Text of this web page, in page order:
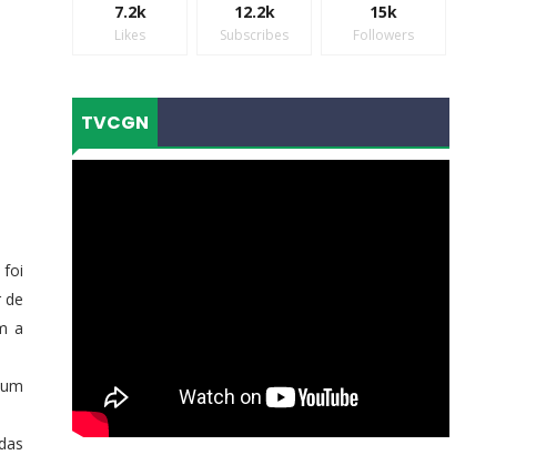
foi
de
a
7.2k
Likes
12.2k
Subscribes
15k
Followers
TVCGN